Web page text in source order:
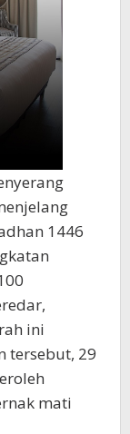
1446
ini
tersebut, 29
mati